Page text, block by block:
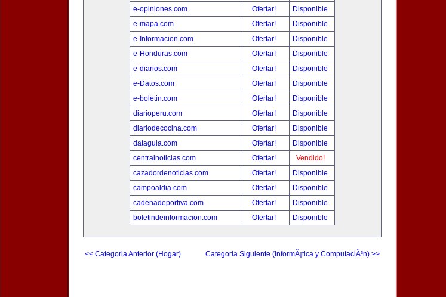
e-opiniones.com
Ofertar!
Disponible
e-mapa.com
Ofertar!
Disponible
e-Informacion.com
Ofertar!
Disponible
e-Honduras.com
Ofertar!
Disponible
e-diarios.com
Ofertar!
Disponible
e-Datos.com
Ofertar!
Disponible
e-boletin.com
Ofertar!
Disponible
diarioperu.com
Ofertar!
Disponible
diariodecocina.com
Ofertar!
Disponible
dataguia.com
Ofertar!
Disponible
centralnoticias.com
Ofertar!
Vendido!
cazadordenoticias.com
Ofertar!
Disponible
campoaldia.com
Ofertar!
Disponible
cadenadeportiva.com
Ofertar!
Disponible
boletindeinformacion.com
Ofertar! Disponible
<< Categoria Anterior (Hogar) Categoria Siguiente (InformÃ¡tica y ComputaciÃ³n) >>